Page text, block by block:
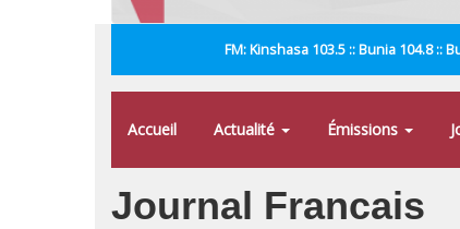
FM: Kinshasa 103.5 :: Bunia 104.8 ::
Accueil Actualité Émissions
Journal Francais